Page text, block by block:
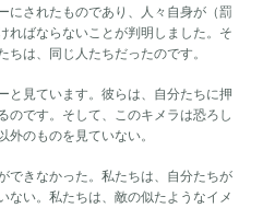
にされたものであり、人々自身が（罰
ればならないことが判明しました。そ
ちは、同じ人たちだったのです。
と見ています。彼らは、自分たちに押
のです。そして、このキメラは恐ろし
外のものを見ていない。
できなかった。私たちは、自分たちが
ない。私たちは、敵の似たようなイメ